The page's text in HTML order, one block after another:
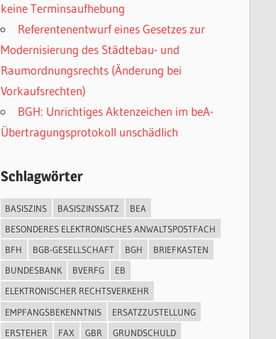
keine Terminsaufhebung
Referentenentwurf eines Gesetzes zur
Modernisierung des Städtebau- und
Raumordnungsrechts (Änderung bei
Vorkaufsrechten)
BGH: Unrichtiges Aktenzeichen im beA-
Übertragungsprotokoll unschädlich
Schlagwörter
BASISZINS BASISZINSSATZ
BEA
BESONDERES ELEKTRONISCHES ANWALTSPOSTFACH
BFH
BGB-GESELLSCHAFT BGH
BRIEFKASTEN
BUNDESBANK
BVERFG
EB
ELEKTRONISCHER RECHTSVERKEHR
EMPFANGSBEKENNTNIS
ERSATZZUSTELLUNG
ERSTEHER
FAX GBR
GRUNDSCHULD